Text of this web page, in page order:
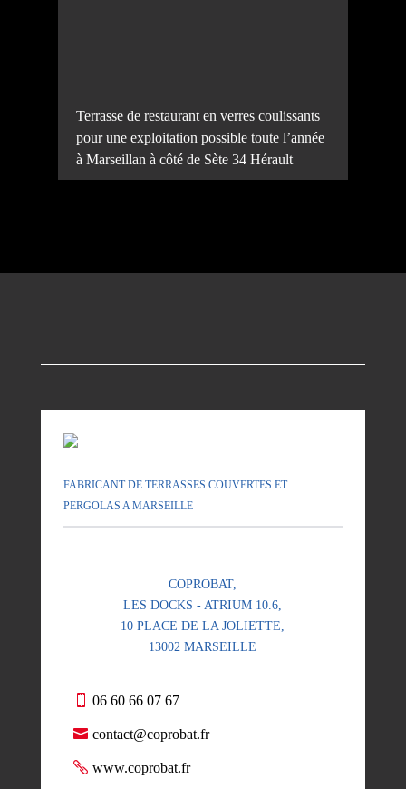
Terrasse de restaurant en verres coulissants
pour une exploitation possible toute l’année
à Marseillan à côté de Sète 34 Hérault
FABRICANT DE TERRASSES COUVERTES ET
PERGOLAS A MARSEILLE
COPROBAT,
LES DOCKS - ATRIUM 10.6,
10 PLACE DE LA JOLIETTE,
13002 MARSEILLE
06 60 66 07 67
contact@coprobat.fr
www.coprobat.fr